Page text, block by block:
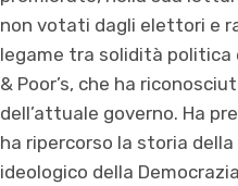
non votati dagli elettori e
legame tra solidità politica
& Poor’s, che ha
dell’attuale governo. Ha
ha ripercorso la storia
ideologico della